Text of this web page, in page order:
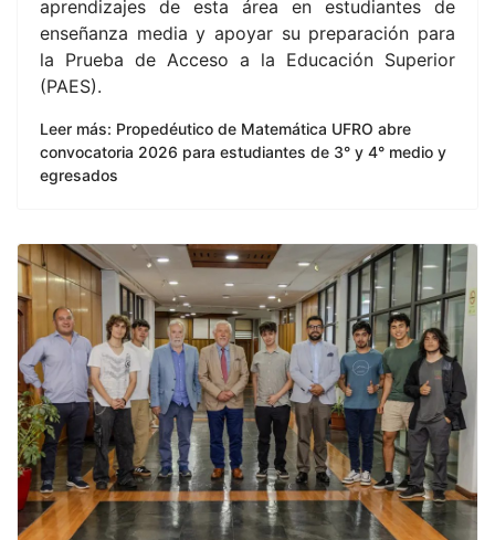
aprendizajes de esta área en estudiantes de
enseñanza media y apoyar su preparación para
la Prueba de Acceso a la Educación Superior
(PAES).
Leer más: Propedéutico de Matemática UFRO abre
convocatoria 2026 para estudiantes de 3° y 4° medio y
egresados